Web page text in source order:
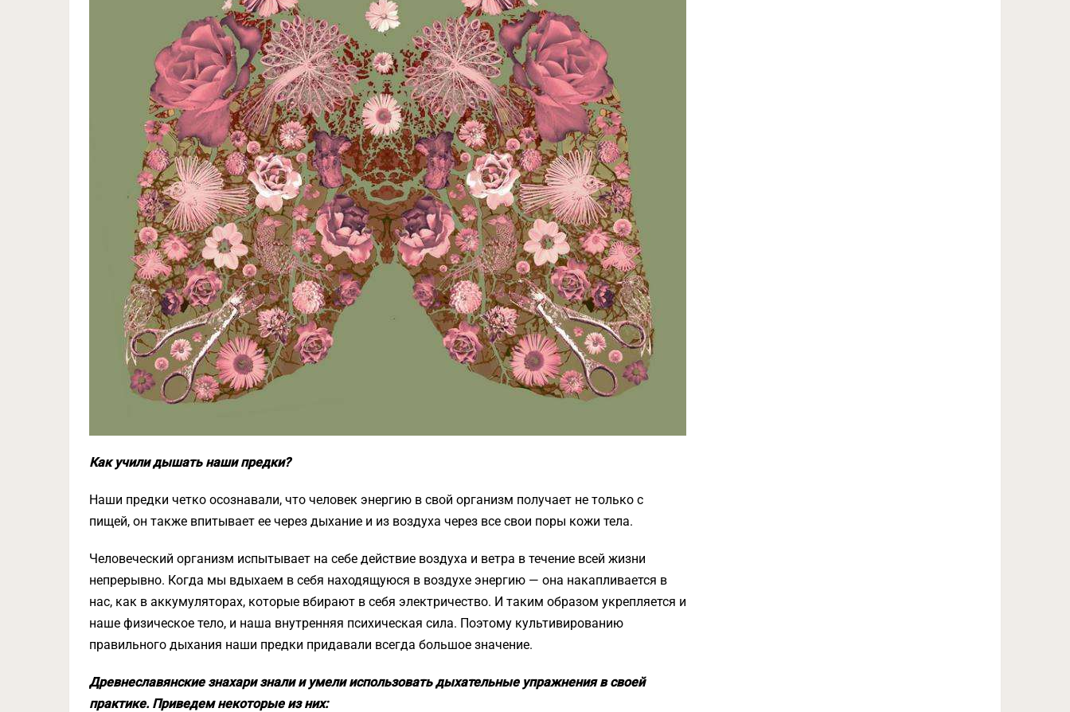
Как учили дышать наши предки?
Наши предки четко осознавали, что человек энергию в свой организм получает не только с
пищей, он также впитывает ее через дыхание и из воздуха через все свои поры кожи тела.
Человеческий организм испытывает на себе действие воздуха и ветра в течение всей жизни
непрерывно. Когда мы вдыхаем в себя находящуюся в воздухе энергию — она накапливается в
нас, как в аккумуляторах, которые вбирают в себя электричество. И таким образом укрепляется и
наше физическое тело, и наша внутренняя психическая сила. Поэтому культивированию
правильного дыхания наши предки придавали всегда большое значение.
Древнеславянские знахари знали и умели использовать дыхательные упражнения в своей
практике. Приведем некоторые из них: